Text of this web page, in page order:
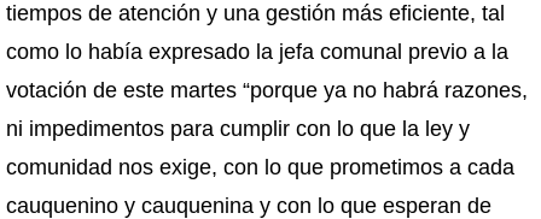
tiempos de atención y una gestión más eficiente, tal
como lo había expresado la jefa comunal previo a la
votación de este martes “porque ya no habrá razones,
ni impedimentos para cumplir con lo que la ley y
comunidad nos exige, con lo que prometimos a cada
cauquenino y cauquenina y con lo que esperan de